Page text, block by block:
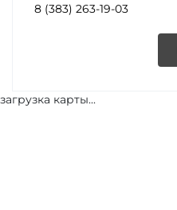
8 (383) 263-19-03
загрузка карты...